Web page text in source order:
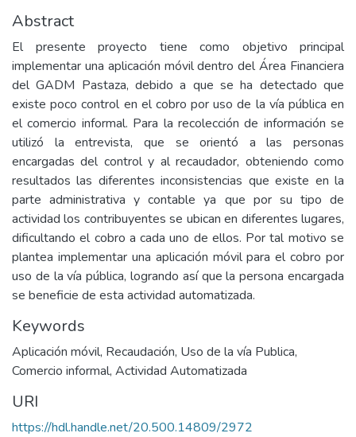
Abstract
El presente proyecto tiene como objetivo principal
implementar una aplicación móvil dentro del Área Financiera
del GADM Pastaza, debido a que se ha detectado que
existe poco control en el cobro por uso de la vía pública en
el comercio informal. Para la recolección de información se
utilizó la entrevista, que se orientó a las personas
encargadas del control y al recaudador, obteniendo como
resultados las diferentes inconsistencias que existe en la
parte administrativa y contable ya que por su tipo de
actividad los contribuyentes se ubican en diferentes lugares,
dificultando el cobro a cada uno de ellos. Por tal motivo se
plantea implementar una aplicación móvil para el cobro por
uso de la vía pública, logrando así que la persona encargada
se beneficie de esta actividad automatizada.
Keywords
Aplicación móvil, Recaudación, Uso de la vía Publica,
Comercio informal, Actividad Automatizada
URI
https://hdl.handle.net/20.500.14809/2972